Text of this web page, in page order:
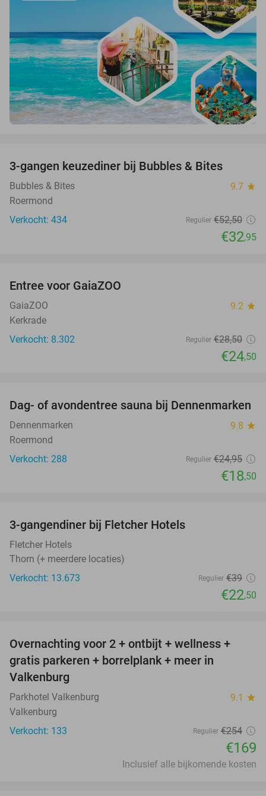
3-gangen keuzediner bij Bubbles & Bites
Bubbles & Bites 9.7 star
Roermond
Verkocht: 434
Regulier €52,50
€32,95
Entree voor GaiaZOO
GaiaZOO 9.2 star
Kerkrade
Verkocht: 8.302
Regulier €28,50
€24,50
26%
Dag- of avondentree sauna bij Dennenmarken
Dennenmarken 9.8 star
Roermond
Verkocht: 288
Regulier €24,95
€18,50
3-gangendiner bij Fletcher Hotels
Fletcher Hotels
Thorn (+ meerdere locaties)
Verkocht: 13.673
Regulier €39
€22,50
33%
Overnachting voor 2 + ontbijt + wellness +
gratis parkeren + borrelplank + meer in
Valkenburg
Parkhotel Valkenburg 9.1 star
Valkenburg
Verkocht: 133
Regulier €254
€169
Inclusief alle bijkomende kosten